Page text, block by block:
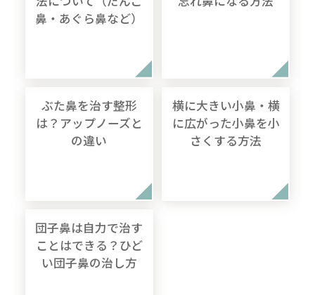
鼻・あぐら鼻など）
ぶた鼻を治す整形
は？アップノーズと
の違い
横に大きい小鼻・横
に広がった小鼻を小
さくする方法
団子鼻は自力で治す
ことはできる？ひど
い団子鼻の治し方